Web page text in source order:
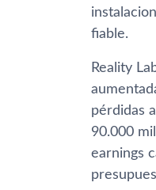
fiable.
Reality
pérdidas
90.000
earnings